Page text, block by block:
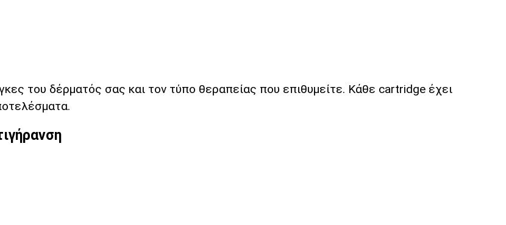
του δέρματός σας και τον τύπο θεραπείας που επιθυμείτε. Κάθε cartridge έχει